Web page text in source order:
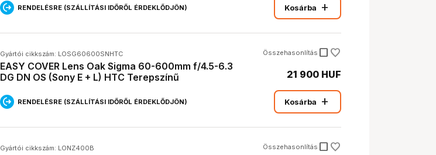
RENDELÉSRE (SZÁLLÍTÁSI IDŐRŐL ÉRDEKLŐDJÖN) Kosárba add
Gyártói cikkszám: LOSG60600SNHTC
EASY COVER Lens Oak Sigma 60-600mm f/4.5-6.3
DG DN OS (Sony E + L) HTC Terepszínű
RENDELÉSRE (SZÁLLÍTÁSI IDŐRŐL ÉRDEKLŐDJÖN)
Összehasonlítás check_box_outline_blank
21 900 HUF
Kosárba add
Gyártói cikkszám: LONZ400B Összehasonlítás check_box_outline_blank